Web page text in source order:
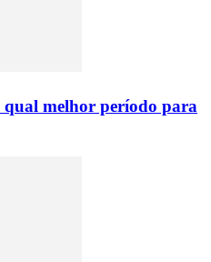
qual melhor período para